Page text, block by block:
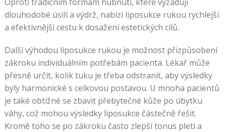
dlouhodobé úsilí a výdrž, nabízí liposukce rukou rychlejší
a efektivnější cestu k dosažení estetických cílů.
Další výhodou liposukce rukou je možnost přizpůsobení
zákroku individuálním potřebám pacienta. Lékař může
přesně určit, kolik tuku je třeba odstranit, aby výsledky
byly harmonické s celkovou postavou. U mnoha pacientů
je také obtížné se zbavit přebytečné kůže po úbytku
váhy, což mohou výsledky liposukce částečně řešit.
Kromě toho se po zákroku často zlepší tonus pleti a